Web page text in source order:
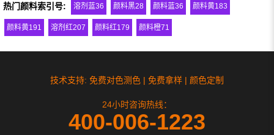
热门颜料索引号: 溶剂蓝36 颜料黑28 颜料蓝36 颜料黄183
颜料黄191 溶剂红207 颜料红179 颜料橙71
技术支持: 免费对色测色 | 免费拿样 | 颜色定制
24小时咨询热线：
400-006-1223